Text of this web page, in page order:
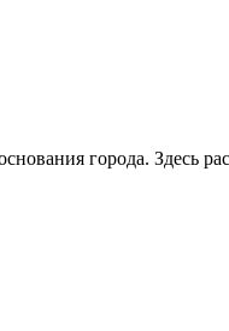
города. Здесь